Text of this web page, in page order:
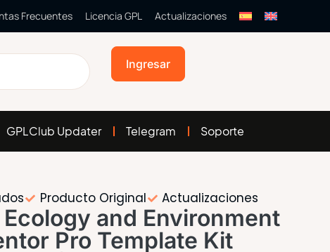
Frecuentes Licencia GPL Actualizaciones
Ingresar
GPLClub Updater Telegram Soporte
Producto Original Actualizaciones
Ecology and Environment
Pro Template Kit